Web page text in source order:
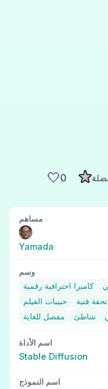
🤍0
مساهم
Yamada
وسم
كاميرا احترافية رقمية
حبيبات الفيلم
تحفة فنية
مفصل للغاية
شاطئ
اسم الأداة
Stable Diffusion
اسم النموذج